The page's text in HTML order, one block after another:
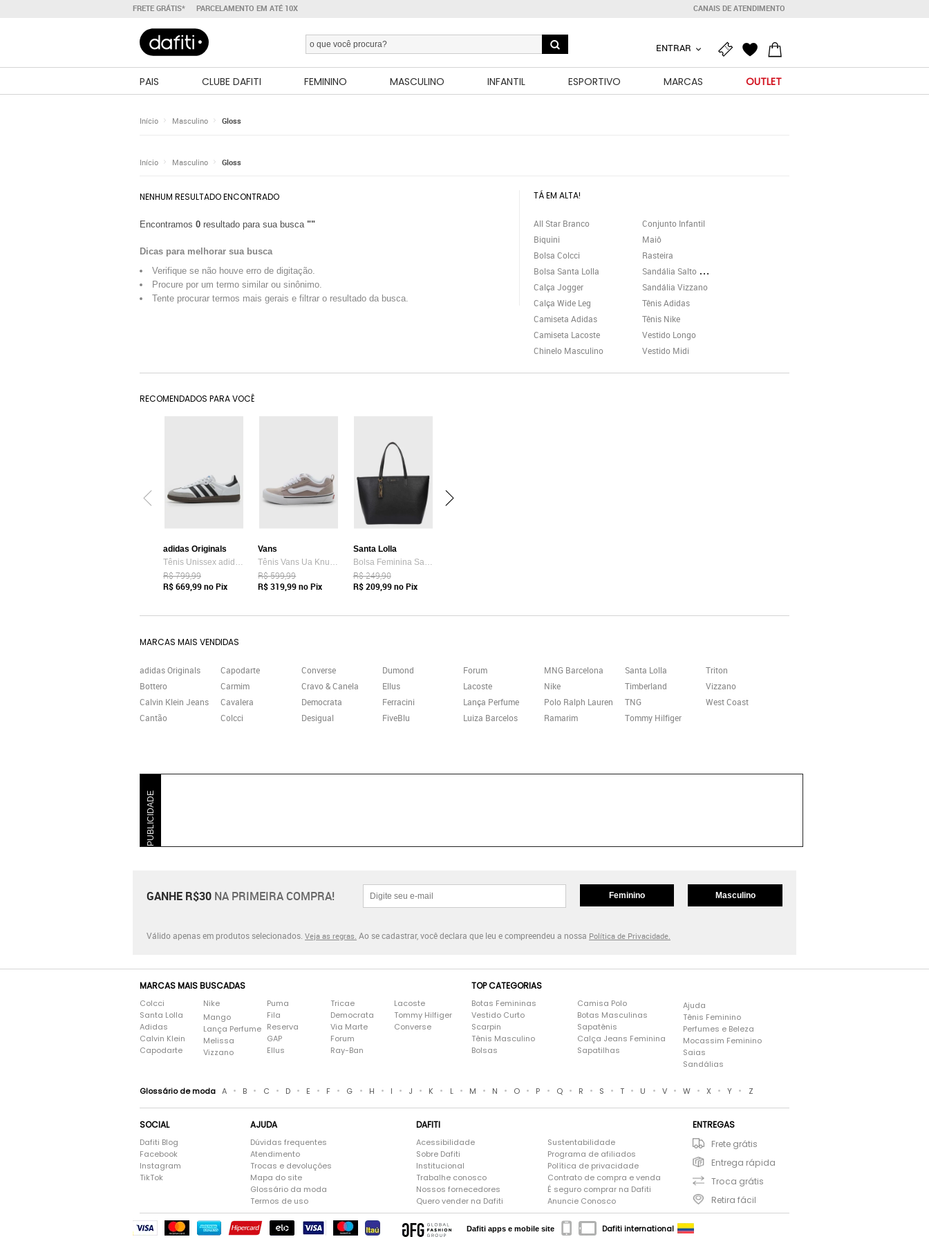
FRETE GRÁTIS* PARCELAMENTO EM ATÉ 10X CANAIS DE ATENDIMENTO
ENTRAR
PAIS CLUBE DAFITI FEMININO MASCULINO INFANTIL ESPORTIVO MARCAS OUTLET
Início Masculino Gloss
Início Masculino Gloss
NENHUM RESULTADO ENCONTRADO
Encontramos 0 resultado para sua busca ""
Dicas para melhorar sua busca
Verifique se não houve erro de digitação.
Procure por um termo similar ou sinônimo.
Tente procurar termos mais gerais e filtrar o resultado da busca.
TÁ EM ALTA!
All Star Branco
Biquini
Bolsa Colcci
Bolsa Santa Lolla
Calça Jogger
Calça Wide Leg
Camiseta Adidas
Camiseta Lacoste
Chinelo Masculino
Conjunto Infantil
Maiô
Rasteira
Sandália Salto Grosso
Sandália Vizzano
Tênis Adidas
Tênis Nike
Vestido Longo
Vestido Midi
RECOMENDADOS PARA VOCÊ
adidas Originals
Tênis Unissex adidas Originals Samba OG Branco
R$ 799,99
R$ 669,99no Pix
Vans
Tênis Vans Ua Knu Skool Bege
R$ 599,99
R$ 319,99no Pix
Santa Lolla
Bolsa Feminina Santa Lolla Tote Preta
R$ 249,90
R$ 209,99no Pix
MARCAS MAIS VENDIDAS
adidas Originals
Bottero
Calvin Klein Jeans
Cantão
Capodarte
Carmim
Cavalera
Colcci
Converse
Cravo & Canela
Democrata
Desigual
Dumond
Ellus
Ferracini
FiveBlu
Forum
Lacoste
Lança Perfume
Luiza Barcelos
MNG Barcelona
Nike
Polo Ralph Lauren
Ramarim
Santa Lolla
Timberland
TNG
Tommy Hilfiger
Triton
Vizzano
West Coast
PUBLICIDADE
GANHE R$30 NA PRIMEIRA COMPRA! Feminino Masculino
Válido apenas em produtos selecionados. Veja as regras. Ao se cadastrar, você declara que leu e compreendeu a nossa Política de Privacidade.
MARCAS MAIS BUSCADAS
Colcci
Santa Lolla
Adidas
Calvin Klein
Capodarte
Nike
Mango
Lança Perfume
Melissa
Vizzano
Puma
Fila
Reserva
GAP
Ellus
Tricae
Democrata
Via Marte
Forum
Ray-Ban
Lacoste
Tommy Hilfiger
Converse
TOP CATEGORIAS
Botas Femininas
Vestido Curto
Scarpin
Tênis Masculino
Bolsas
Camisa Polo
Botas Masculinas
Sapatênis
Calça Jeans Feminina
Sapatilhas
Ajuda
Tênis Feminino
Perfumes e Beleza
Mocassim Feminino
Saias
Sandálias
Glossário de moda A • B • C • D • E • F • G • H • I • J • K • L • M • N • O • P • Q • R • S • T • U • V • W • X • Y • Z
SOCIAL
Dafiti Blog
Facebook
Instagram
TikTok
AJUDA
Dúvidas frequentes
Atendimento
Trocas e devoluções
Mapa do site
Glossário da moda
Termos de uso
DAFITI
Acessibilidade
Sobre Dafiti
Institucional
Trabalhe conosco
Nossos fornecedores
Quero vender na Dafiti
Sustentabilidade
Programa de afiliados
Política de privacidade
Contrato de compra e venda
É seguro comprar na Dafiti
Anuncie Conosco
ENTREGAS
Frete grátis
Entrega rápida
Troca grátis
Retira fácil
Dafiti apps e mobile site Dafiti international